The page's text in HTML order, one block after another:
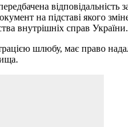
на підставі якого
внутрішніх справ
шлюбу, має право